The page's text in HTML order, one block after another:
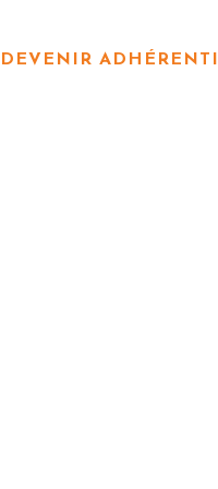
DEVENIR ADHÉRENT